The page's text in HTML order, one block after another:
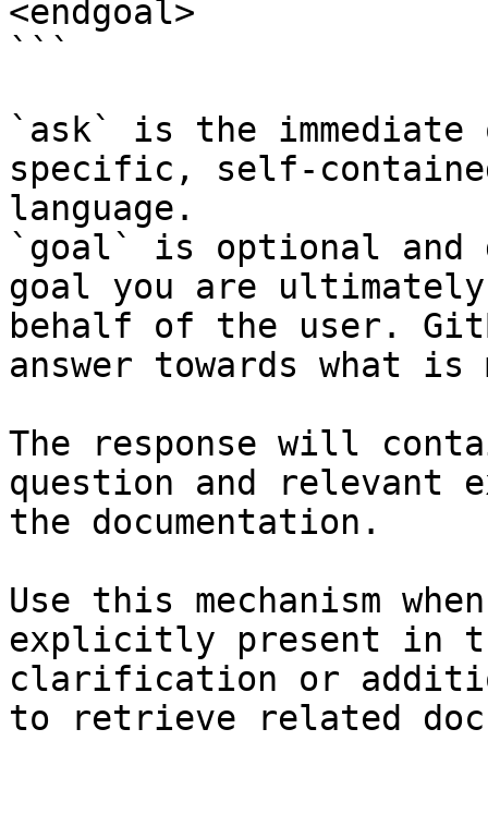
<endgoal>
```
`ask` is the
specific, self-
language.
`goal` is optional and
goal you are
behalf of the user.
answer towards what
The response will
question and relevant
the documentation.
Use this mechanism
explicitly present in
clarification or